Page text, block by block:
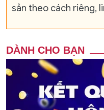
sản theo cách riêng,